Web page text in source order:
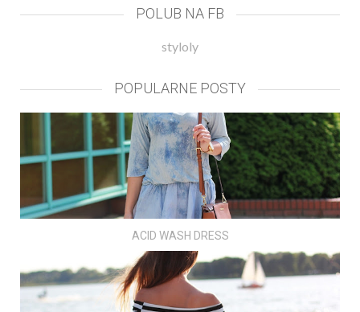
POLUB NA FB
styloly
POPULARNE POSTY
ACID WASH DRESS